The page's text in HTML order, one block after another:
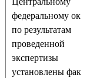
федеральному
по результатам
проведенной
экспертизы
установлены